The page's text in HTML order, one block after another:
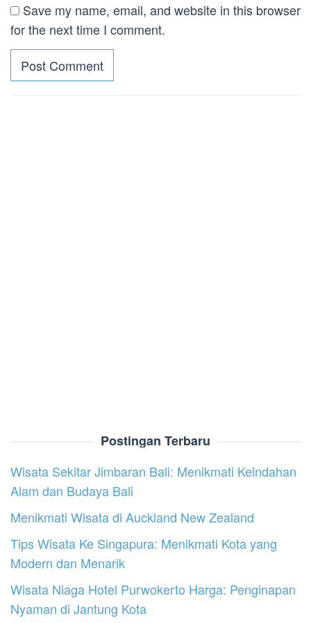
Save my name, email, and website in this browser
for the next time I comment.
Postingan Terbaru
Wisata Sekitar Jimbaran Bali: Menikmati Keindahan
Alam dan Budaya Bali
Menikmati Wisata di Auckland New Zealand
Tips Wisata Ke Singapura: Menikmati Kota yang
Modern dan Menarik
Wisata Niaga Hotel Purwokerto Harga: Penginapan
Nyaman di Jantung Kota